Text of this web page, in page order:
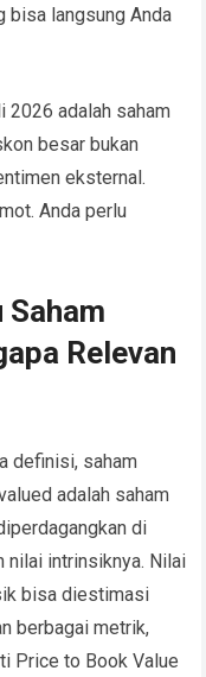
bisa langsung Anda
2026 adalah saham
besar bukan
eksternal.
Anda perlu
Relevan
definisi, saham
adalah saham
di
nilai intrinsiknya. Nilai
bisa diestimasi
berbagai metrik,
Price to Book Value